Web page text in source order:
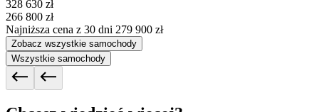
328 630 zł
266 800 zł
Najniższa cena z 30 dni 279 900 zł
Zobacz wszystkie samochody
Wszystkie samochody